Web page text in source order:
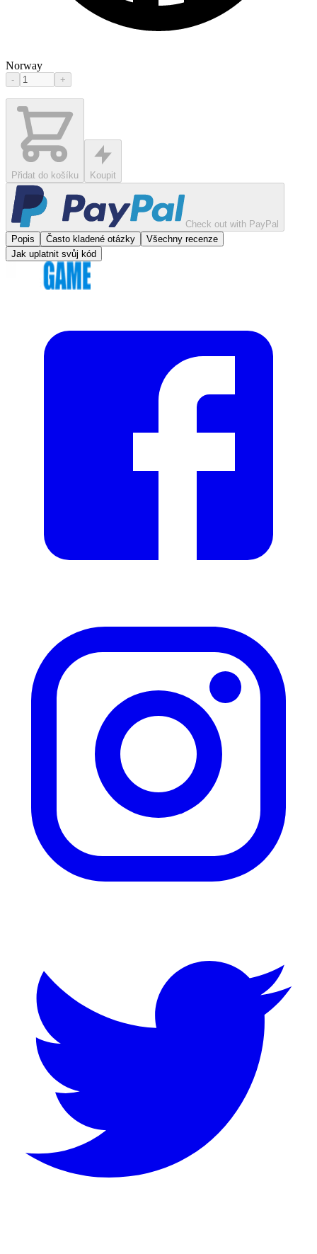
Norway
- +
Přidat do košíku Koupit
Check out with PayPal
Popis
Často kladené otázky
Všechny recenze
Jak uplatnit svůj kód